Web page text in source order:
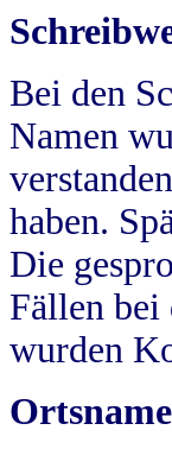
Bei den
Namen
haben.
Die
Fällen bei
wurden